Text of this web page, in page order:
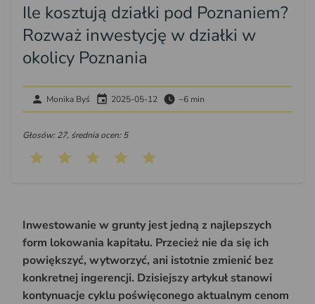
Ile kosztują działki pod Poznaniem?
Rozważ inwestycję w działki w
okolicy Poznania
Monika Byś 2025-05-12 ~6 min
Głosów: 27, średnia ocen: 5
Inwestowanie w grunty jest jedną z najlepszych
form lokowania kapitału. Przecież nie da się ich
powiększyć, wytworzyć, ani istotnie zmienić bez
konkretnej ingerencji. Dzisiejszy artykuł stanowi
kontynuacje cyklu poświęconego aktualnym cenom